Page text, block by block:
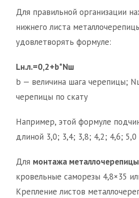
Для правильной организации
нижнего листа
удовлетворять формуле:
Lн.л.=0,2+b*Nш
b — величина шага черепицы;
черепицы по скату
Например, этой формуле
длиной 3,0; 3,4; 3,8; 4,2; 4,6; 5,0
Для монтажа металлочерепицы
кровельные саморезы 4,8×35
Крепление листов